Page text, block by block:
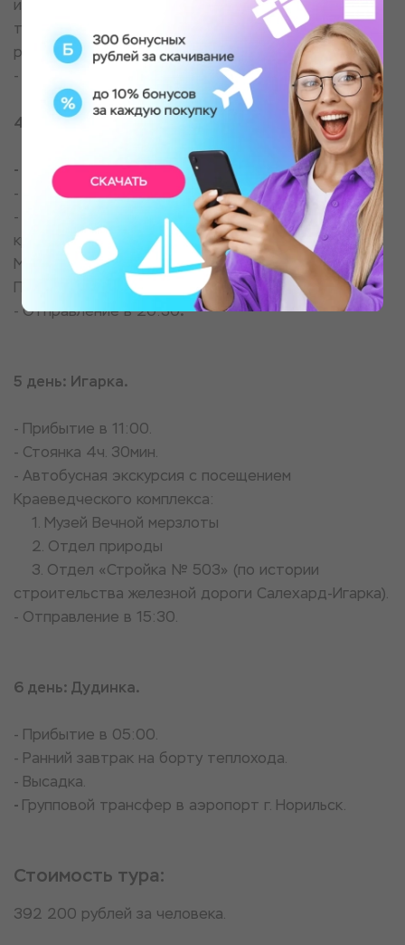
из Бахты Туруханского района. Посещение музея
таёжного природопользования, традиционная
рыбалка и прогулка по лесу.
- Отправление в 21:30.
4 день: Туруханск.
-
Прибытие в 14:30.
- Стоянка 6ч. 00мин.
- Пешеходная экскурсия с посещением
краеведческого музея Туруханского района;
Мемориального дома-музея Я. Свердлова.
Посещение частной этнографической коллекции.
- Отправление в 20:30.
5 день: Игарка.
- Прибытие в 11:00.
- Стоянка 4ч. 30мин.
- Автобусная экскурсия с посещением
Краеведческого комплекса:
1. Музей Вечной мерзлоты
2. Отдел природы
3. Отдел «Стройка № 503» (по истории
строительства железной дороги Салехард-Игарка).
- Отправление в 15:30.
6 день: Дудинка.
- Прибытие в 05:00.
- Ранний завтрак на борту теплохода.
- Высадка.
- Групповой трансфер в аэропорт г. Норильск.
Стоимость тура:
392 200 рублей за человека.